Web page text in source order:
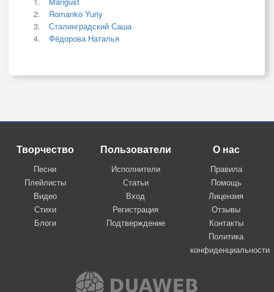
Romanko Yuriy
Сталинградский Саша
Фёдорова Наталья
Творчество
Песни
Плейлисты
Видео
Стихи
Блоги
Пользователи
Исполнители
Статьи
Вход
Регистрация
Подтверждение
О нас
Правила
Помощь
Лицензия
Отзывы
Контакты
Политика
конфиденциальности